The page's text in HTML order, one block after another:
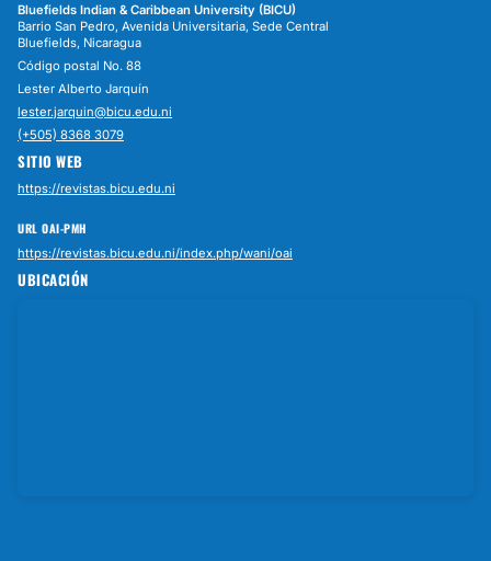
Bluefields Indian & Caribbean University (BICU)
Barrio San Pedro, Avenida Universitaria, Sede Central
Bluefields, Nicaragua
Código postal No. 88
Lester Alberto Jarquín
lester.jarquin@bicu.edu.ni
(+505) 8368 3079
SITIO WEB
https://revistas.bicu.edu.ni
URL OAI-PMH
https://revistas.bicu.edu.ni/index.php/wani/oai
UBICACIÓN